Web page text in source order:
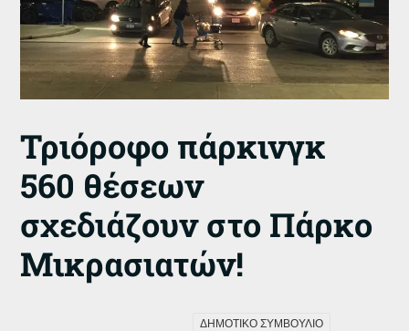
Τριόροφο πάρκινγκ
560 θέσεων
σχεδιάζουν στο Πάρκο
Μικρασιατών!
ΔΗΜΟΤΙΚΟ ΣΥΜΒΟΥΛΙΟ